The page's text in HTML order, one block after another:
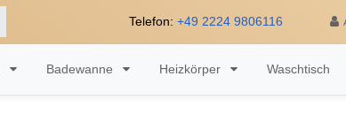
Telefon: +49 2224 9806116
Badewanne Heizkörper Waschtisch